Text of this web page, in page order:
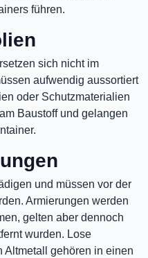
führen.
sich nicht im
aufwendig aussortiert
oder Schutzmaterialien
Baustoff und gelangen
und müssen vor der
Armierungen werden
gelten aber dennoch
wurden. Lose
Altmetall gehören in einen